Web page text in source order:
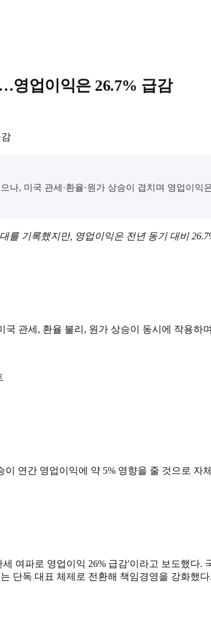
영업이익은 26.7% 급감
나, 미국 관세·환율·원가 상승이 겹치며 영업이
를 기록했지만, 영업이익은 전년 동기 대비
관세, 환율 불리, 원가 상승이 동시에 작용하
연간 영업이익에 약 5% 영향을 줄 것으로
여파로 영업이익 26% 급감'이라고 보도했다
단독 대표 체제로 전환해 책임경영을 강화했다.